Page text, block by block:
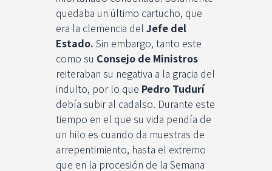
quedaba un último cartucho, que
era la clemencia del Jefe del
Estado. Sin embargo, tanto este
como su Consejo de Ministros
reiteraban su negativa a la gracia del
indulto, por lo que Pedro Tudurí
debía subir al cadalso. Durante este
tiempo en el que su vida pendía de
un hilo es cuando da muestras de
arrepentimiento, hasta el extremo
que en la procesión de la Semana